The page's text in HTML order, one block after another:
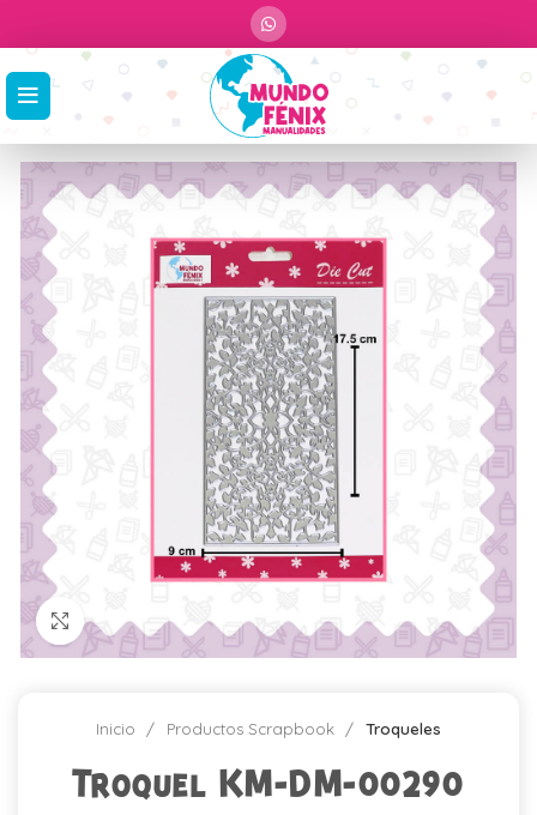
Click para agrandar
Inicio Productos Scrapbook Troqueles
Troquel KM-DM-00290